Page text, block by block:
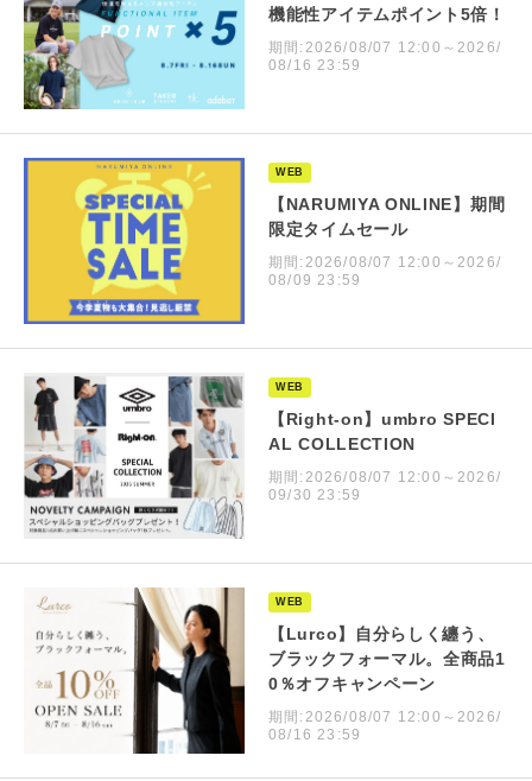
機能性アイテムポイント5倍！
期間:2026/08/07 12:00～2026/
08/16 23:59
WEB
【NARUMIYA ONLINE】期間
限定タイムセール
期間:2026/08/07 12:00～2026/
08/09 23:59
WEB
【Right-on】umbro SPECI
AL COLLECTION
期間:2026/08/07 12:00～2026/
09/30 23:59
WEB
【Lurco】自分らしく纏う、
ブラックフォーマル。全商品1
0％オフキャンペーン
期間:2026/08/07 12:00～2026/
08/16 23:59